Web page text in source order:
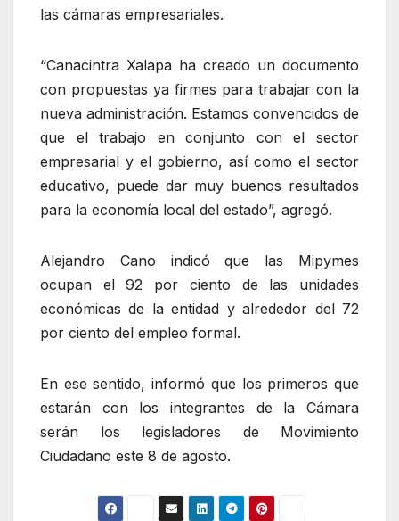
las cámaras empresariales.
“Canacintra Xalapa ha creado un documento
con propuestas ya firmes para trabajar con la
nueva administración. Estamos convencidos de
que el trabajo en conjunto con el sector
empresarial y el gobierno, así como el sector
educativo, puede dar muy buenos resultados
para la economía local del estado”, agregó.
Alejandro Cano indicó que las Mipymes
ocupan el 92 por ciento de las unidades
económicas de la entidad y alrededor del 72
por ciento del empleo formal.
En ese sentido, informó que los primeros que
estarán con los integrantes de la Cámara
serán los legisladores de Movimiento
Ciudadano este 8 de agosto.